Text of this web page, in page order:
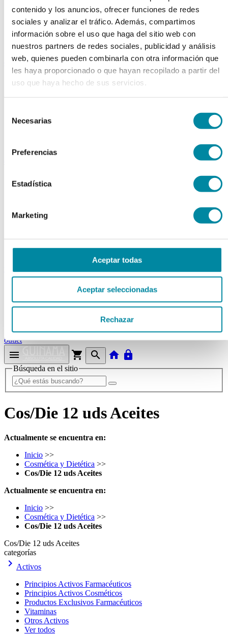
contenido y los anuncios, ofrecer funciones de redes
sociales y analizar el tráfico. Además, compartimos
información sobre el uso que haga del sitio web con
nuestros partners de redes sociales, publicidad y análisis
web, quienes pueden combinarla con otra información que
les haya proporcionado o que hayan recopilado a partir del
uso que haya hecho de sus servicios.
Necesarias
Preferencias
Estadística
Marketing
Aceptar todas
Aceptar seleccionadas
Rechazar
Extractos fluidos
Extractos glicólicos
Extracto oleoso
Extracto seco
Plantas y tinturas
capsulas
Tamañno 000
Tamañno 00
Tamañno 0
Tamañno 2
Tamañno 3
Frascos farmacia
Tapas farmacia
Tarros farmacia
Envases unguator
Material aparatos
Fungible
outlet
menu shopping_cart search home lock
Búsqueda en el sitio
Cos/Die 12 uds Aceites
Actualmente se encuentra en:
Inicio >>
Cosmética y Dietética >>
Cos/Die 12 uds Aceites
Actualmente se encuentra en:
Inicio >>
Cosmética y Dietética >>
Cos/Die 12 uds Aceites
Cos/Die 12 uds Aceites
categorías
keyboard_arrow_right Activos
Principios Activos Farmacéuticos
Principios Activos Cosméticos
Productos Exclusivos Farmacéuticos
Vitaminas
Otros Activos
Ver todos